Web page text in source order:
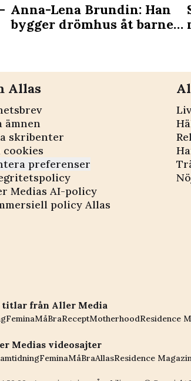
Anna-Lena Brundin: Han
bygger drömhus åt barnen
Allas
ämnen
skribenter
cookies
preferenser
Medias AI-policy
policy Allas
titlar från Aller Media
FeminaMåBraReceptMotherhoodResidence
Medias videosajter
FeminaMåBraAllasResidence